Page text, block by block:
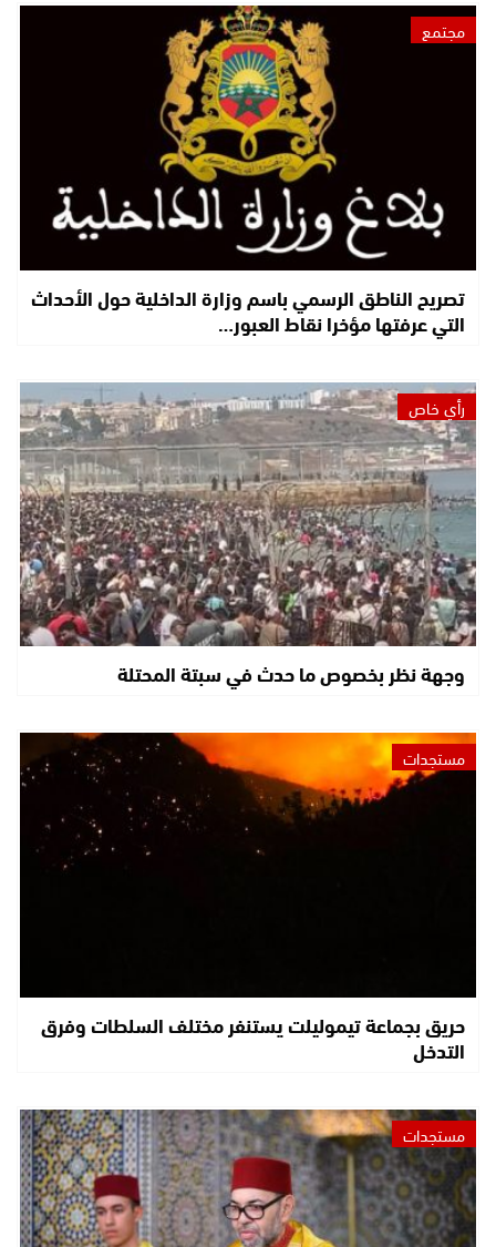
مجتمع
تصريح الناطق الرسمي باسم وزارة الداخلية حول الأحداث
التي عرفتها مؤخرا نقاط العبور…
رأي خاص
وجهة نظر بخصوص ما حدث في سبتة المحتلة
مستجدات
حريق بجماعة تيموليلت يستنفر مختلف السلطات وفرق
التدخل
مستجدات